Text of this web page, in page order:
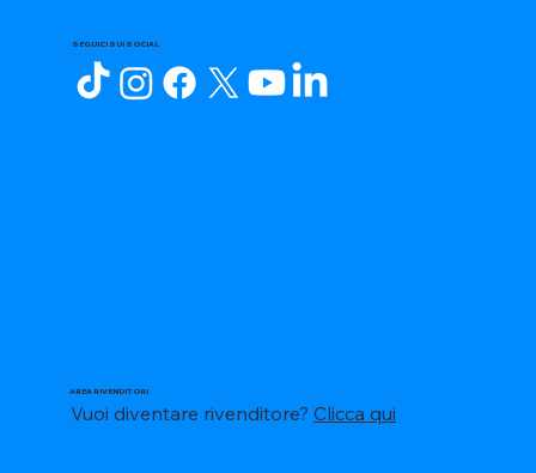
SEGUICI SUI SOCIAL
AREA RIVENDITORI
Vuoi diventare rivenditore?Clicca qui